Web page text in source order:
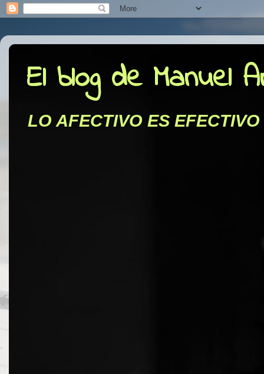
El blog de Manuel
LO AFECTIVO ES EFECTIVO